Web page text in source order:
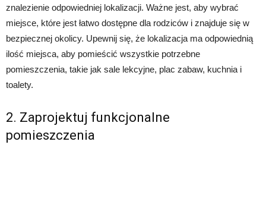
znalezienie odpowiedniej lokalizacji. Ważne jest, aby wybrać
miejsce, które jest łatwo dostępne dla rodziców i znajduje się w
bezpiecznej okolicy. Upewnij się, że lokalizacja ma odpowiednią
ilość miejsca, aby pomieścić wszystkie potrzebne
pomieszczenia, takie jak sale lekcyjne, plac zabaw, kuchnia i
toalety.
2. Zaprojektuj funkcjonalne
pomieszczenia